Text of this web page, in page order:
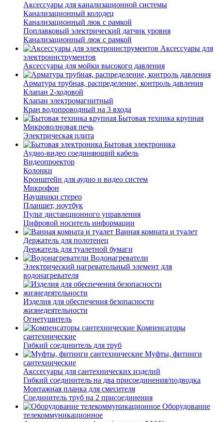
Аксессуары для канализационной системы
Канализационный колодец
Канализационный люк с рамкой
Поплавковый электрический датчик уровня
Канализационный люк с рамкой
Аксессуары для
электроинструментов
Аксессуары для мойки высокого давления
Арматура трубная, распределение, контроль давления
Клапан 2-ходовой
Клапан электромагнитный
Кран водопроводный на 3 входа
Бытовая техника крупная
Микроволновая печь
Электрическая плита
Бытовая электроника
Аудио-видео соединяющий кабель
Видеопроектор
Колонки
Кронштейн для аудио и видео систем
Микрофон
Наушники стерео
Планшет, ноутбук
Пульт дистанционного управления
Цифровой носитель информации
Ванная комната и туалет
Держатель для полотенец
Держатель для туалетной бумаги
Водонагреватели
Электрический нагревательный элемент для
водонагревателя
Изделия для обеспечения безопасности
жизнедеятельности
Огнетушитель
Компенсаторы
сантехнические
Гибкий соединитель для труб
Муфты, фитинги
сантехнические
Акссесуары для сантехнических изделий
Гибкий соединитель на два присоединения/подводка
Монтажная планка для смесителя
Соединитель труб на 2 присоединения
Оборудование
телекоммуникационное